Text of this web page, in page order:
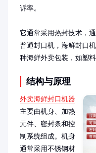
诉率。
它通常采用热封技术，
普通封口机，海鲜封口
种海鲜外卖包装，如塑料
结构与原理
外卖海鲜封口机器
主要由机身、加热
元件、密封条和控
制系统组成。机身
通常采用不锈钢材